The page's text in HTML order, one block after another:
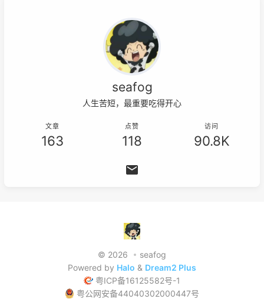
seafog
人生苦短，最重要吃得开心
文章
163
点赞
118
访问
90.8K
© 2026
seafog
Powered by Halo & Dream2 Plus
粤ICP备16125582号-1
粤公网安备44040302000447号